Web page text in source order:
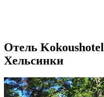
Отель
Хельсинки